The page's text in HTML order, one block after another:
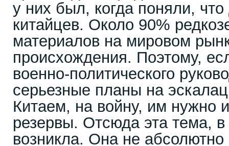
у них был, когда поняли,
китайцев. Около 90%
материалов на мировом
происхождения. Поэтому,
военно-политического
серьезные планы на
Китаем, на войну, им нужно
резервы. Отсюда эта тема,
возникла. Она не